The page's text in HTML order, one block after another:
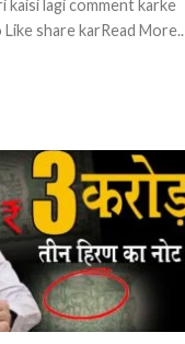
kaisi lagi comment karke
share karRead More..